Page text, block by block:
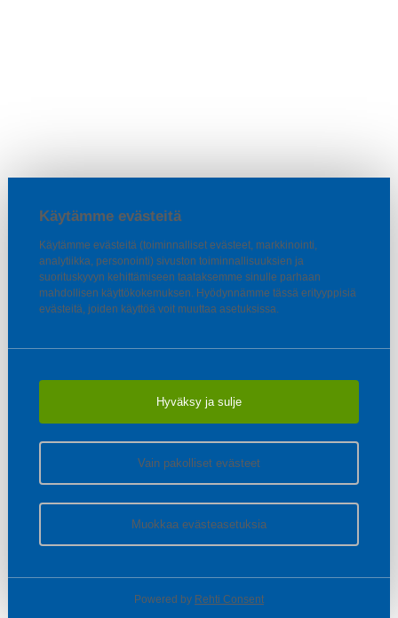
Käytämme evästeitä
Käytämme evästeitä (toiminnalliset evästeet, markkinointi,
analytiikka, personointi) sivuston toiminnallisuuksien ja
suorituskyvyn kehittämiseen taataksemme sinulle parhaan
mahdollisen käyttökokemuksen. Hyödynnämme tässä erityyppisiä
evästeitä, joiden käyttöä voit muuttaa asetuksissa.
Hyväksy ja sulje
Vain pakolliset evästeet
Muokkaa evästeasetuksia
Powered by Rehti Consent